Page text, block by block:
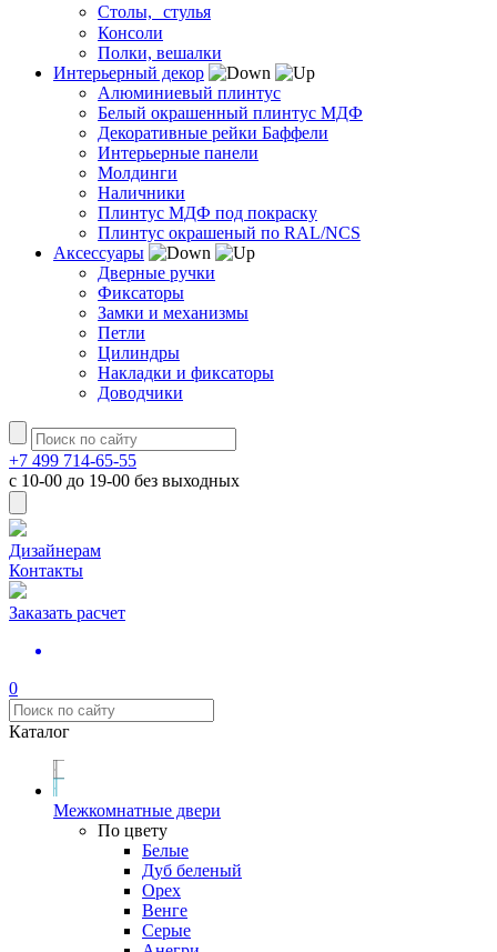
Столы, стулья
Консоли
Полки, вешалки
Интерьерный декор
Алюминиевый плинтус
Белый окрашенный плинтус МДФ
Декоративные рейки Баффели
Интерьерные панели
Молдинги
Наличники
Плинтус МДФ под покраску
Плинтус окрашеный по RAL/NCS
Аксессуары
Дверные ручки
Фиксаторы
Замки и механизмы
Петли
Цилиндры
Накладки и фиксаторы
Доводчики
+7 499 714-65-55
с 10-00 до 19-00 без выходных
Дизайнерам
Контакты
Заказать расчет
0
Каталог
Межкомнатные двери
По цвету
Белые
Дуб беленый
Орех
Венге
Серые